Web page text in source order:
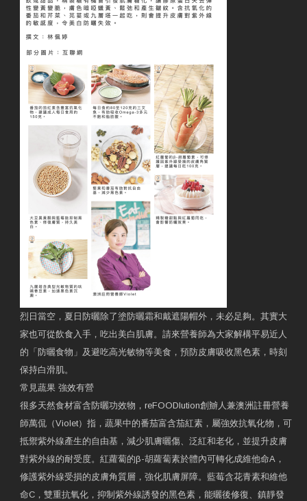
烈日當空，夏日防曬除了塗防曬霜和戴遮陽帽外，未必足夠。其實大
家也可從飲食入手，吃出美白肌膚。請來營養師為大家解構平易近人
的「防曬食物」及避吃高光敏物等美食，預防皮膚吸收黑色素，時刻
保持白滑肌。
常見蔬果 強效有營
很多天然食材富含防曬功效物，reFOODlution創辧人兼澳洲註冊營養
師萬侃（Violet）指，蔬果中的番茄富含茄紅素，屬強效抗氧化物，可
抵禦紫外線產生的自由基，減少肌膚曬傷、泛紅和老化，並提升皮膚
對紫外線的耐受度。紅蘿蔔的β-胡蘿蔔素於體內可轉化成維他命A，
修護紫外線受損的皮膚角質層，強化肌膚屏障。藍莓含花青素和維他
命C，雙重抗氧化，抑制紫外線誘發的黑色素，能曬後修復、鎮靜發